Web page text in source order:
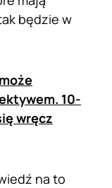
będzie w
10-
wręcz
na to